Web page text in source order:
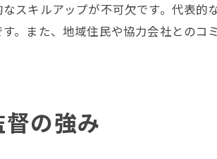
現場監督が大切にすべき対人スキル
現場監督が現場で活かす伝達スキル
スキルアップが不可欠です。代表
。また、地域住民や協力会社との
の強み